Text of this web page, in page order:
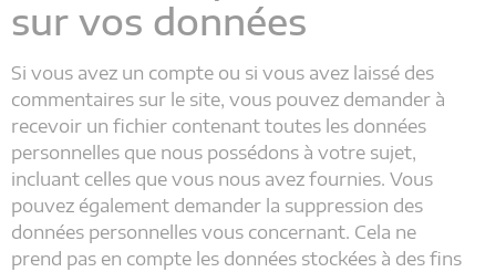
sur vos données
Si vous avez un compte ou si vous avez laissé des
commentaires sur le site, vous pouvez demander à
recevoir un fichier contenant toutes les données
personnelles que nous possédons à votre sujet,
incluant celles que vous nous avez fournies. Vous
pouvez également demander la suppression des
données personnelles vous concernant. Cela ne
prend pas en compte les données stockées à des fins